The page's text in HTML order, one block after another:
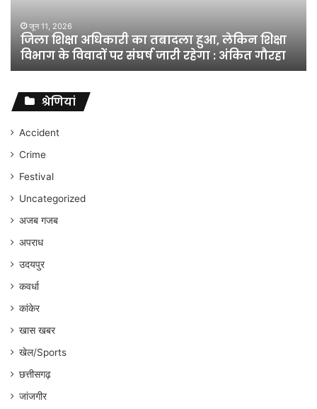
शिक्षा
विभाग
विवादों
संघर्ष
जारी
रहेगा
अंकित
गौरहा
जून 11, 2026
जिला शिक्षा अधिकारी का तबादला हुआ, लेकिन शिक्षा
विभाग के विवादों पर संघर्ष जारी रहेगा : अंकित गौरहा
श्रेणियां
Accident
Crime
Festival
Uncategorized
अजब गजब
अपराध
उदयपुर
कवर्धा
कांकेर
खास खबर
खेल/Sports
छत्तीसगढ़
जांजगीर